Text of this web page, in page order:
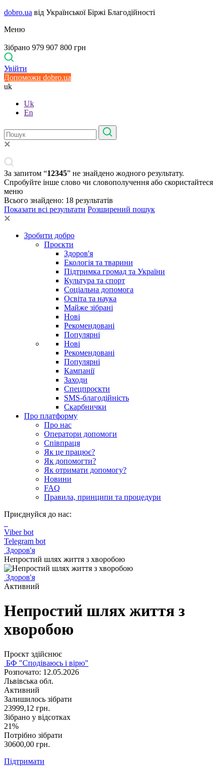
dobro.ua від Української Біржі Благодійності
Меню
Зібрано 979 907 800 грн
Увійти
Допоможи dobro.ua
uk
Uk
En
За запитом “12345” не знайдено жодного результату.
Спробуйте інше слово чи словополучення або скористайтеся
меню
Всього знайдено: 18 результатів
Показати всі результати Розширений пошук
Зробити добро
Проєкти
Здоров'я
Екологія та тварини
Підтримка громад та України
Культура та спорт
Соціальна допомога
Освіта та наука
Майже зібрані
Нові
Рекомендовані
Популярні
Нові
Рекомендовані
Популярні
Кампанії
Заходи
Спецпроєкти
SMS-благодійність
Скарбнички
Про платформу
Про нас
Оператори допомоги
Співпраця
Як це працює?
Як допомогти?
Як отримати допомогу?
Новини
FAQ
Правила, принципи та процедури
Приєднуйся до нас:
Viber bot
Telegram bot
Здоров'я
Непростий шлях життя з хворобою
Здоров'я
Активний
Непростий шлях життя з
хворобою
Проєкт здійснює
БФ "Сподіваюсь і вірю"
Розпочато: 12.05.2026
Львівська обл.
Активний
Залишилось зібрати
23999,12 грн.
Зібрано у відсотках
21%
Потрібно зібрати
30600,00 грн.
Підтримати